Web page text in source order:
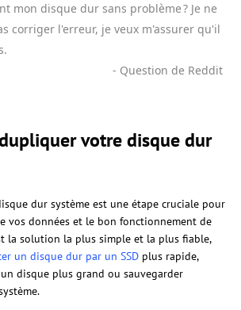
mon disque dur sans problème ? Je ne
corriger l'erreur, je veux m'assurer qu'il
- Question de Reddit
votre disque dur
dur système est une étape cruciale pour
vos données et le bon fonctionnement de
la solution la plus simple et la plus fiable,
un disque dur par un SSD plus rapide,
disque plus grand ou sauvegarder